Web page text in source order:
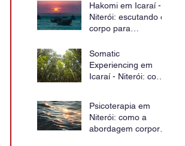
Hakomi em Icaraí -
Niterói: escutando o
corpo para
inconscientes
Somatic
Experiencing em
Icaraí - Niterói: como
traumas através do
corpo
Psicoterapia em
Niterói: como a
abordagem corporal